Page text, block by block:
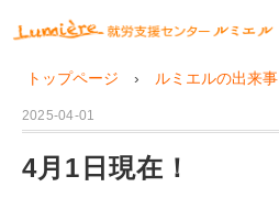
トップページ ルミエルの出来事
2025-04-01
4月1日現在！